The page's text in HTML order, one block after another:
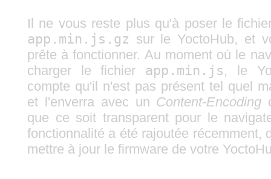
Il ne vous reste plus qu'à poser le
app.min.js.gz sur le YoctoHub, et
prête à fonctionner. Au moment où le
charger le fichier app.min.js, le
compte qu'il n'est pas présent tel quel
et l'enverra avec un Content-Encoding
que ce soit transparent pour le
fonctionnalité a été rajoutée récemment,
mettre à jour le firmware de votre